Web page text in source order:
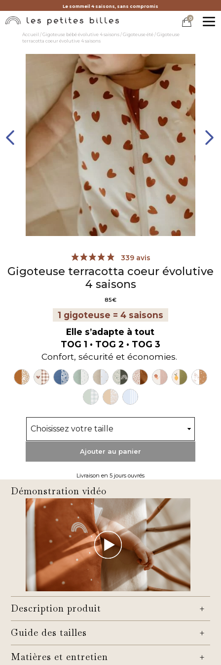
Le sommeil 4 saisons, sans compromis
0
Accueil /Gigoteuse bébé évolutive 4 saisons/Gigoteuse été/ Gigoteuse
terracotta coeur évolutive 4 saisons
339 avis
Gigoteuse terracotta coeur évolutive
4 saisons
85€
1 gigoteuse = 4 saisons
Elle s’adapte à tout
TOG 1 • TOG 2 • TOG 3
Confort, sécurité et économies.
Ajouter au panier
Livraison en 5 jours ouvrés
Démonstration vidéo
Description produit
Une gigoteuse Terracotta 3 en 1 qui suit
Guide des tailles
Guide des tailles – Gigoteuse
Matières et entretien